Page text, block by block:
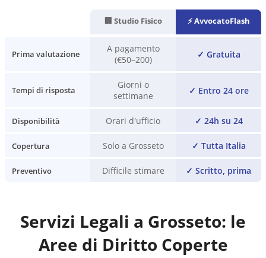
🏢 Studio Fisico ⚡ AvvocatoFlash
Prima valutazione
A pagamento
(€50–200)
✓ Gratuita
Tempi di risposta
Giorni o
settimane
✓ Entro 24 ore
Disponibilità Orari d'ufficio ✓ 24h su 24
Copertura Solo a Grosseto ✓ Tutta Italia
Preventivo Difficile stimare ✓ Scritto, prima
Servizi Legali a Grosseto: le
Aree di Diritto Coperte